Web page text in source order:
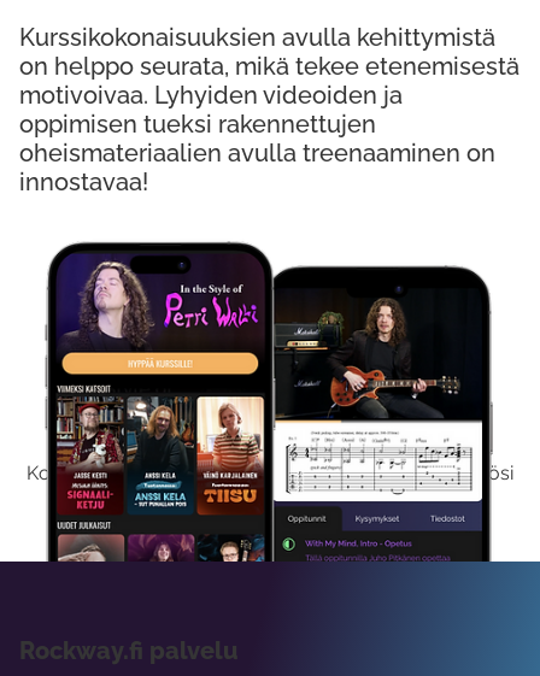
Kokeile Ilmaiseksi
Kokeilemalla ilmaiseksi saat koko sisältömme käyttöösi
viikon ajaksi.
Kurssikokonaisuuksien avulla kehittymistä
on helppo seurata, mikä tekee etenemisestä
motivoivaa. Lyhyiden videoiden ja
oppimisen tueksi rakennettujen
oheismateriaalien avulla treenaaminen on
innostavaa!
Rockway.fi palvelu